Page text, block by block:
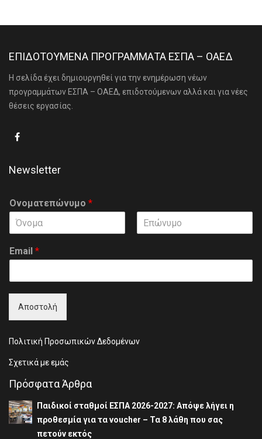
ΕΠΙΔΟΤΟΥΜΕΝΑ ΠΡΟΓΡΑΜΜΑΤΑ ΕΣΠΑ – ΟΑΕΔ
Η σελίδα έχει δημιουργηθεί για την ενημέρωση νέων
προγραμμάτων ΕΣΠΑ – ΟΑΕΔ, επιδοτούμενων αλλά και για νέες
θέσεις εργασίας.
Newsletter
Ονοματεπώνυμο *
i
rEmail *
Αποστολή
Πολιτική Προσωπικών Δεδομένων
Σχετικά με εμάς
Πρόσφατα Άρθρα
Παιδικοί σταθμοί ΕΣΠΑ 2026-2027: Απόψε λήγει η
προθεσμία για τα voucher – Τα 8 λάθη που σας
πετούν εκτός